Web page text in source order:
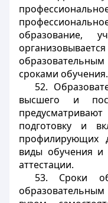
образование,
сроками обучения.
52.
высшего и
подготовку и
профилирующих
виды обучения и
аттестации.
53. Сроки